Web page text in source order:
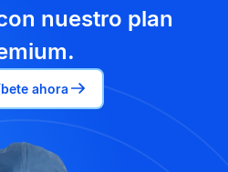
nuestro plan
ahora